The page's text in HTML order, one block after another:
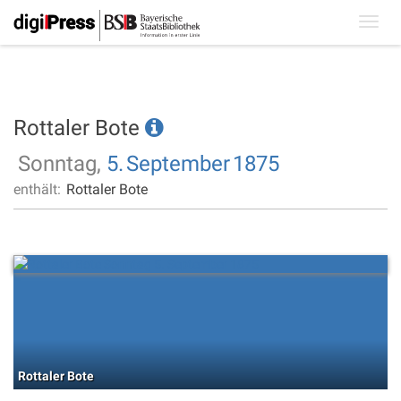
Rottaler Bote
Sonntag, 5.September1875
enthält: Rottaler Bote
Rottaler Bote